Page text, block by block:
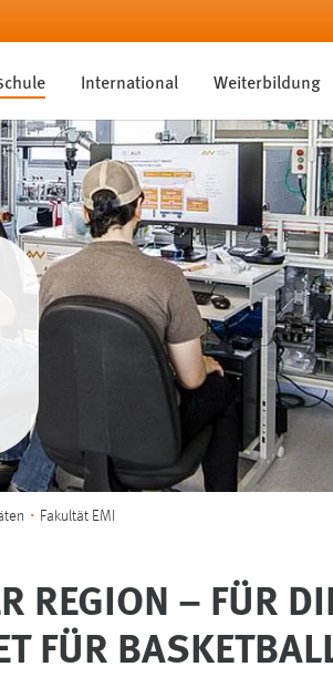
International Weiterbildung
Fakultät EMI
REGION – FÜR
FÜR